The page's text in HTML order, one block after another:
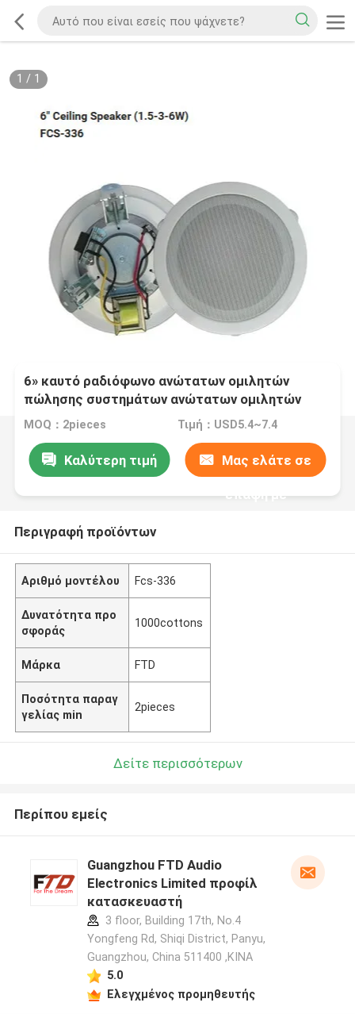
1 / 1
6» καυτό ραδιόφωνο ανώτατων ομιλητών
πώλησης συστημάτων ανώτατων ομιλητών
bluetooth
MOQ：2pieces Τιμή：USD5.4~7.4
Καλύτερη τιμή Μας ελάτε σε
επαφή με
Περιγραφή προϊόντων
Αριθμό μοντέλου Fcs-336
Δυνατότητα προ
σφοράς
1000cottons
Μάρκα FTD
Ποσότητα παραγ
γελίας min
2pieces
Δείτε περισσότερων
Περίπου εμείς
Guangzhou FTD Audio
Electronics Limited προφίλ
κατασκευαστή
3 floor, Building 17th, No.4
Yongfeng Rd, Shiqi District, Panyu,
Guangzhou, China 511400 ,ΚΙΝΑ
5.0
Ελεγχμένος προμηθευτής